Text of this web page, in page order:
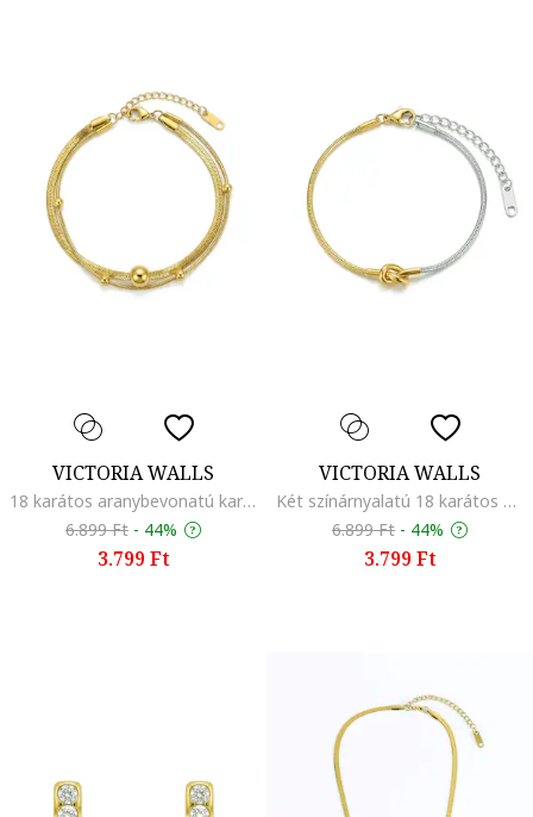
VICTORIA WALLS
18 karátos aranybevonatú karkötő, Aranyszín
6.899 Ft - 44%
3.799 Ft
VICTORIA WALLS
Két színárnyalatú 18 karátos aranybevonatú karkötő, Aranyszín/Ezüstszín
6.899 Ft - 44%
3.799 Ft